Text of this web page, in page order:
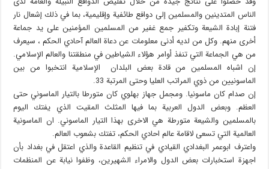
الناس المتدينين والمسلمين إلى دوافع طائفية وإقليمية، بما في ذلك إشعال نار
فتنة إبادة الشيعة وتكفير جمع غفير من المسلمين المؤمنين على يد جماعة
أخرى منهم. وكل من لديه أدنى معلومات عن دعاة العالم آحادي الحكم ، سيعرف
من هي الجماعة التي تنفذ أوامر هؤلاء الشياطين في منطقتنا والعالم الإسلامي.
إن اشباه المسلمين من قادة بعض البلدان الإسلامية انتخبوا من بين
الماسونيين من ذوي المراتب العليا وحتى المرتبة 33.
إن صدام كان ماسونيا. ومجمل جهاز بهلوي كان متورطا بالتيار الماسوني حتى
العظم. وبعض الدول العربية بما فيها المثلث المقيت الذي يفتك اليوم
بالمسلمين والشيعة متورطة هي الاخرى بهذا التيار الماسوني. ان الماسونية
العالمية التي تسعى لاقامة عالم احادي الحكم، تفتك بشعوب العالم.
واعترف ابوعمر البغدادي القيادي في تنظيم القاعدة والذي اعتقل في بغداد بأن
اجهزة استخبارات بعض الدول والامراء الشهيرين، وظفوا نيابة عن المنظمات